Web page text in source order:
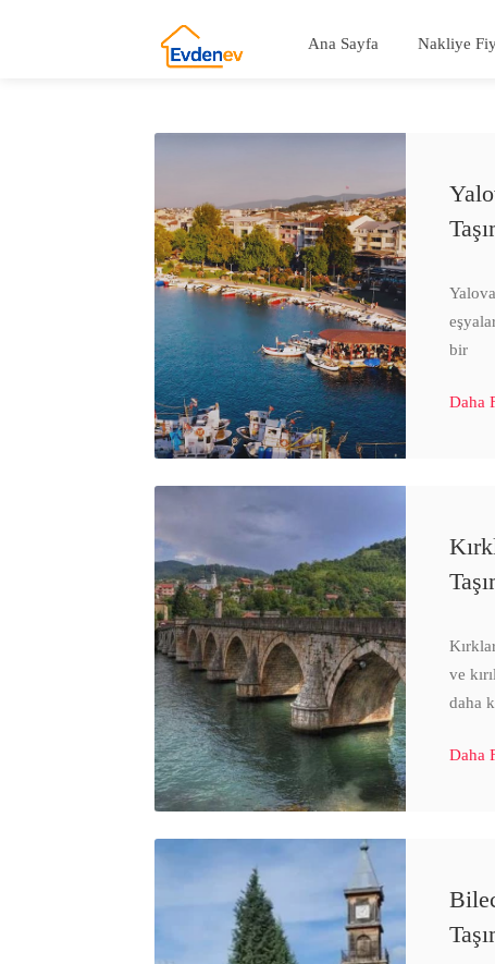
Ana Sayfa Nakliye
bir
Daha
ve
daha
Daha